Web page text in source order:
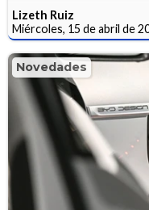
Lizeth Ruiz
Miércoles, 15 de abril de
Novedades